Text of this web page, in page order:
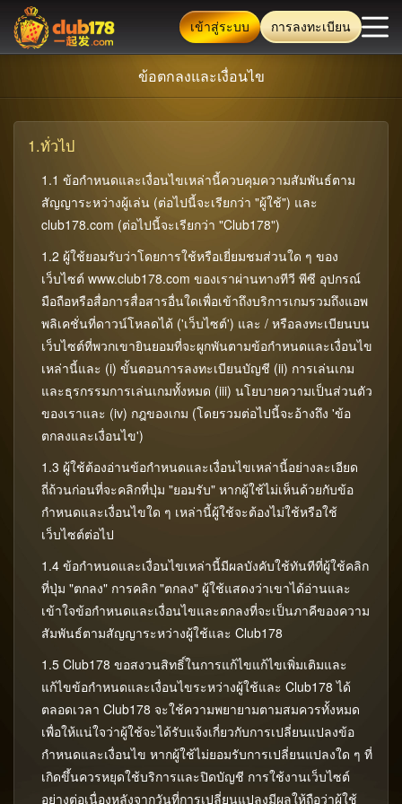
เข้าสู่ระบบ การลงทะเบียน
บ้าน
คาสิโน สด
สล็อต
Fortune
ล๊อตเตอร์รี่
Bingo
Mines
RNG
Poker
าก้อนทาวเวอร์ บนเว็บไซต์ของเรา!ข้อตกลงและเงื่อนไข
1.ทั่วไป
1.1 ข้อกำหนดและเงื่อนไขเหล่านี้ควบคุมความสัมพันธ์ตาม
สัญญาระหว่างผู้เล่น (ต่อไปนี้จะเรียกว่า "ผู้ใช้") และ
club178.com (ต่อไปนี้จะเรียกว่า "Club178")
1.2 ผู้ใช้ยอมรับว่าโดยการใช้หรือเยี่ยมชมส่วนใด ๆ ของ
เว็บไซต์ www.club178.com ของเราผ่านทางทีวี พีซี อุปกรณ์
มือถือหรือสื่อการสื่อสารอื่นใดเพื่อเข้าถึงบริการเกมรวมถึงแอพ
พลิเคชั่นที่ดาวน์โหลดได้ ('เว็บไซต์') และ / หรือลงทะเบียนบน
เว็บไซต์ที่พวกเขายินยอมที่จะผูกพันตามข้อกำหนดและเงื่อนไข
เหล่านี้และ (i) ขั้นตอนการลงทะเบียนบัญชี (ii) การเล่นเกม
และธุรกรรมการเล่นเกมทั้งหมด (iii) นโยบายความเป็นส่วนตัว
ของเราและ (iv) กฎของเกม (โดยรวมต่อไปนี้จะอ้างถึง 'ข้อ
ตกลงและเงื่อนไข')
1.3 ผู้ใช้ต้องอ่านข้อกำหนดและเงื่อนไขเหล่านี้อย่างละเอียด
ถี่ถ้วนก่อนที่จะคลิกที่ปุ่ม "ยอมรับ" หากผู้ใช้ไม่เห็นด้วยกับข้อ
กำหนดและเงื่อนไขใด ๆ เหล่านี้ผู้ใช้จะต้องไม่ใช้หรือใช้
เว็บไซต์ต่อไป
1.4 ข้อกำหนดและเงื่อนไขเหล่านี้มีผลบังคับใช้ทันทีที่ผู้ใช้คลิก
ที่ปุ่ม "ตกลง" การคลิก "ตกลง" ผู้ใช้แสดงว่าเขาได้อ่านและ
เข้าใจข้อกำหนดและเงื่อนไขและตกลงที่จะเป็นภาคีของความ
สัมพันธ์ตามสัญญาระหว่างผู้ใช้และ Club178
1.5 Club178 ขอสงวนสิทธิ์ในการแก้ไขแก้ไขเพิ่มเติมและ
แก้ไขข้อกำหนดและเงื่อนไขระหว่างผู้ใช้และ Club178 ได้
ตลอดเวลา Club178 จะใช้ความพยายามตามสมควรทั้งหมด
เพื่อให้แน่ใจว่าผู้ใช้จะได้รับแจ้งเกี่ยวกับการเปลี่ยนแปลงข้อ
กำหนดและเงื่อนไข หากผู้ใช้ไม่ยอมรับการเปลี่ยนแปลงใด ๆ ที่
เกิดขึ้นควรหยุดใช้บริการและปิดบัญชี การใช้งานเว็บไซต์
อย่างต่อเนื่องหลังจากวันที่การเปลี่ยนแปลงมีผลให้ถือว่าผู้ใช้